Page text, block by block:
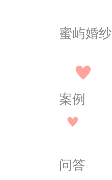
蜜屿婚纱
案例
问答